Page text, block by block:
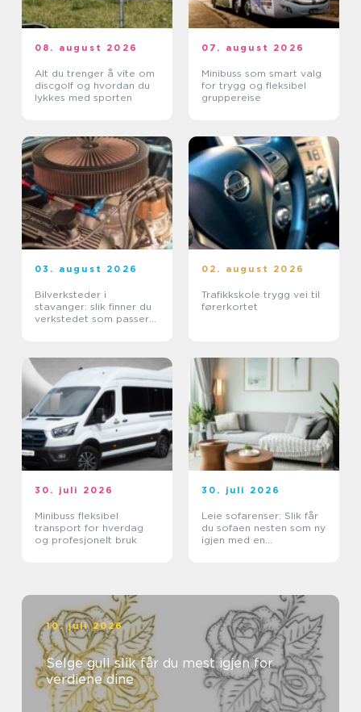
08. august 2026
Alt du trenger å vite om
discgolf og hvordan du
lykkes med sporten
07. august 2026
Minibuss som smart valg
for trygg og fleksibel
gruppereise
03. august 2026
Bilverksteder i
stavanger: slik finner du
verkstedet som passer
02. august 2026
Trafikkskole trygg vei til
førerkortet
30. juli 2026
Minibuss fleksibel
transport for hverdag
og profesjonelt bruk
30. juli 2026
Leie sofarenser: Slik får
du sofaen nesten som ny
igjen med en
10. juli 2026
Selge gull slik får du mest igjen for
verdiene dine